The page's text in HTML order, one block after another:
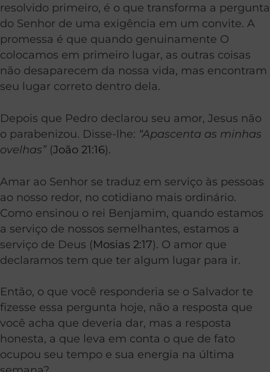
resolvido primeiro, é o que transforma a pergunta
do Senhor de uma exigência em um convite. A
promessa é que quando genuinamente O
colocamos em primeiro lugar, as outras coisas
não desaparecem da nossa vida, mas encontram
seu lugar correto dentro dela.
Depois que Pedro declarou seu amor, Jesus não
o parabenizou. Disse-lhe: “Apascenta as minhas
ovelhas”(João 21:16).
Amar ao Senhor se traduz em serviço às pessoas
ao nosso redor, no cotidiano mais ordinário.
Como ensinou o rei Benjamim, quando estamos
a serviço de nossos semelhantes, estamos a
serviço de Deus (Mosias 2:17). O amor que
declaramos tem que ter algum lugar para ir.
Então, o que você responderia se o Salvador te
fizesse essa pergunta hoje, não a resposta que
você acha que deveria dar, mas a resposta
honesta, a que leva em conta o que de fato
ocupou seu tempo e sua energia na última